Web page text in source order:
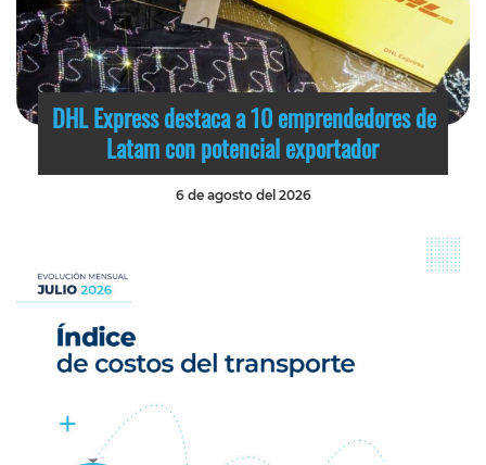
DHL Express destaca a 10 emprendedores de
Latam con potencial exportador
6 de agosto del 2026